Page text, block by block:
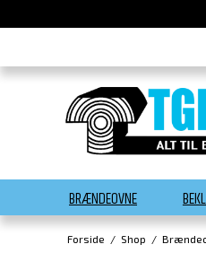
BRÆNDEOVNE
Forside / Shop /